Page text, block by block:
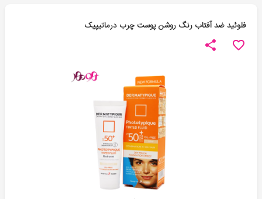
فلوئید ضد آفتاب رنگ روشن پوست چرب درماتیپیک